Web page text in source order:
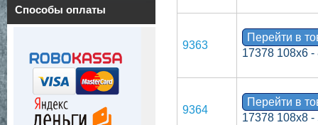
Способы оплаты
9363
Перейти в
17378 108х6 -
9364
Перейти в
17378 108х8 -